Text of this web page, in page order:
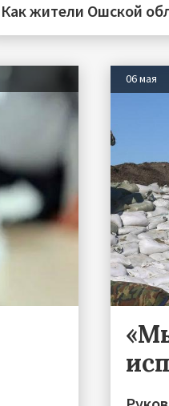
Как жители Ошской
06 мая